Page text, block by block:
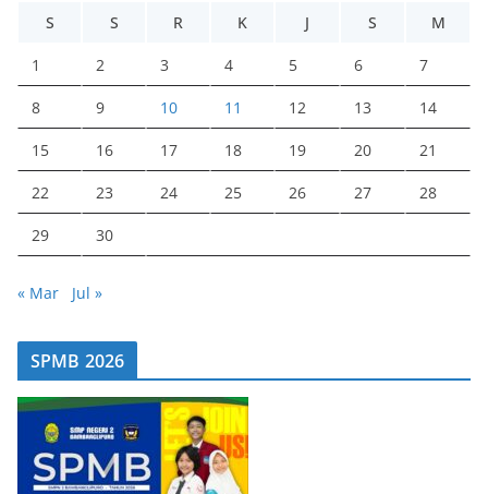
S
S R K J S M
1 2 3 4 5 6 7
8 9 10 11 12 13 14
15 16 17 18 19 20 21
22 23 24 25 26 27 28
29 30
« Mar Jul »
SPMB 2026